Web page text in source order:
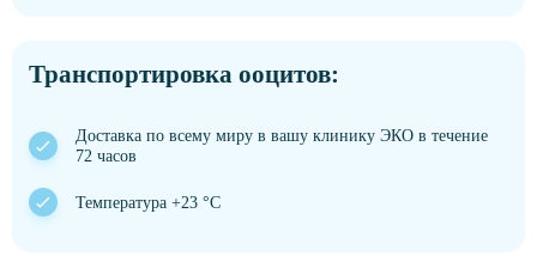
Транспортировка ооцитов:
Доставка по всему миру в вашу клинику ЭКО в течение
72 часов
Температура +23 °C